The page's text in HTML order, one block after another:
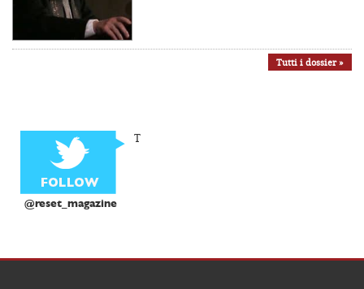
Tutti i dossier »
@reset_magazine
T